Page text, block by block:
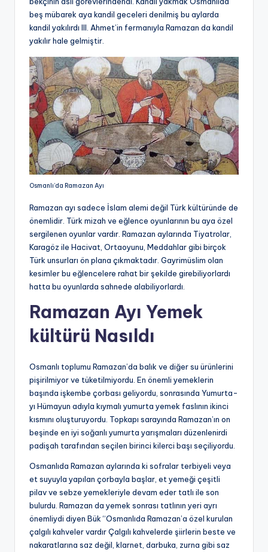
beş mübarek aya kandil geceleri denilmiş bu aylarda
kandil yakılırdı III. Ahmet’in fermanıyla Ramazan da kandil
yakılır hale gelmiştir.
Osmanlı’da Ramazan Ayı
Ramazan ayı sadece İslam alemi değil Türk kültüründe de
önemlidir. Türk mizah ve eğlence oyunlarının bu aya özel
sergilenen oyunlar vardır. Ramazan aylarında Tiyatrolar,
Karagöz ile Hacivat, Ortaoyunu, Meddahlar gibi birçok
Türk unsurları ön plana çıkmaktadır. Gayrimüslim olan
kesimler bu eğlencelere rahat bir şekilde girebiliyorlardı
hatta bu oyunlarda sahnede alabiliyorlardı.
Ramazan Ayı Yemek
kültürü Nasıldı
Osmanlı toplumu Ramazan’da balık ve diğer su ürünlerini
pişirilmiyor ve tüketilmiyordu. En önemli yemeklerin
başında işkembe çorbası geliyordu, sonrasında Yumurta-
yı Hümayun adıyla kıymalı yumurta yemek faslının ikinci
kısmını oluşturuyordu. Topkapı sarayında Ramazan’ın on
beşinde en iyi soğanlı yumurta yarışmaları düzenlenirdi
padişah tarafından seçilen birinci kilerci başı seçiliyordu.
Osmanlıda Ramazan aylarında ki sofralar terbiyeli veya
et suyuyla yapılan çorbayla başlar, et yemeği çeşitli
pilav ve sebze yemekleriyle devam eder tatlı ile son
bulurdu. Ramazan da yemek sonrası tatlının yeri ayrı
önemliydi diyen Bük “Osmanlıda Ramazan’a özel kurulan
çalgılı kahveler vardır Çalgılı kahvelerde şiirlerin beste ve
nakaratlarına saz değil, klarnet, darbuka, zurna gibi saz